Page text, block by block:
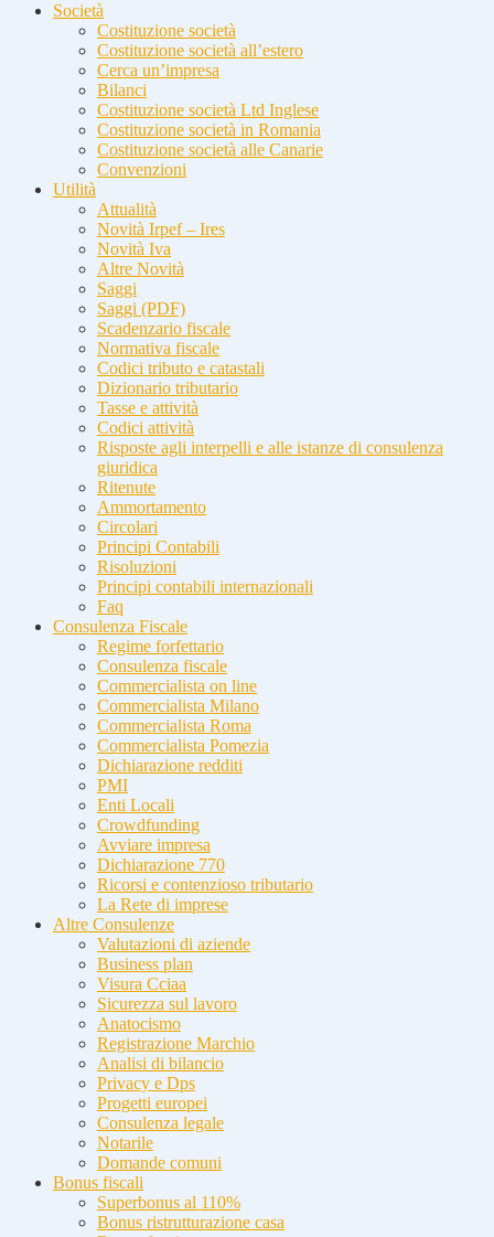
Società
Costituzione società
Costituzione società all’estero
Cerca un’impresa
Bilanci
Costituzione società Ltd Inglese
Costituzione società in Romania
Costituzione società alle Canarie
Convenzioni
Utilità
Attualità
Novità Irpef – Ires
Novità Iva
Altre Novità
Saggi
Saggi (PDF)
Scadenzario fiscale
Normativa fiscale
Codici tributo e catastali
Dizionario tributario
Tasse e attività
Codici attività
Risposte agli interpelli e alle istanze di consulenza
giuridica
Ritenute
Ammortamento
Circolari
Principi Contabili
Risoluzioni
Principi contabili internazionali
Faq
Consulenza Fiscale
Regime forfettario
Consulenza fiscale
Commercialista on line
Commercialista Milano
Commercialista Roma
Commercialista Pomezia
Dichiarazione redditi
PMI
Enti Locali
Crowdfunding
Avviare impresa
Dichiarazione 770
Ricorsi e contenzioso tributario
La Rete di imprese
Altre Consulenze
Valutazioni di aziende
Business plan
Visura Cciaa
Sicurezza sul lavoro
Anatocismo
Registrazione Marchio
Analisi di bilancio
Privacy e Dps
Progetti europei
Consulenza legale
Notarile
Domande comuni
Bonus fiscali
Superbonus al 110%
Bonus ristrutturazione casa